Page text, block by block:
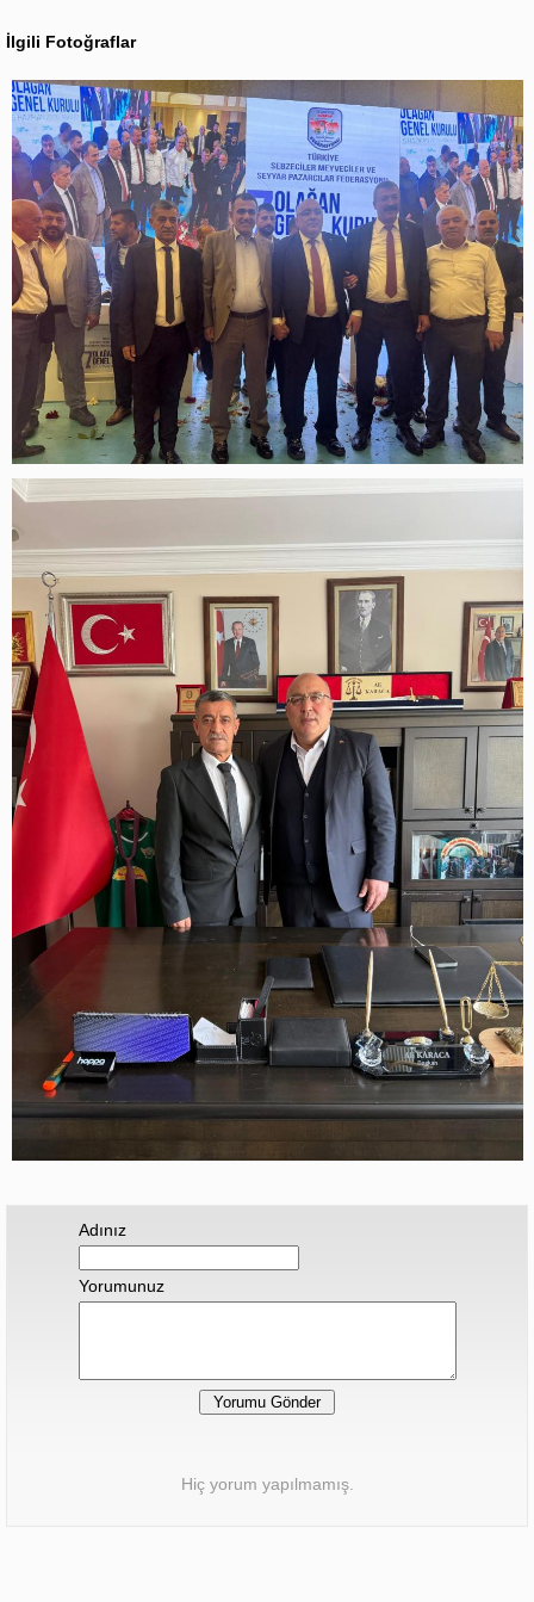
İlgili Fotoğraflar
Adınız
Yorumunuz
Hiç yorum yapılmamış.